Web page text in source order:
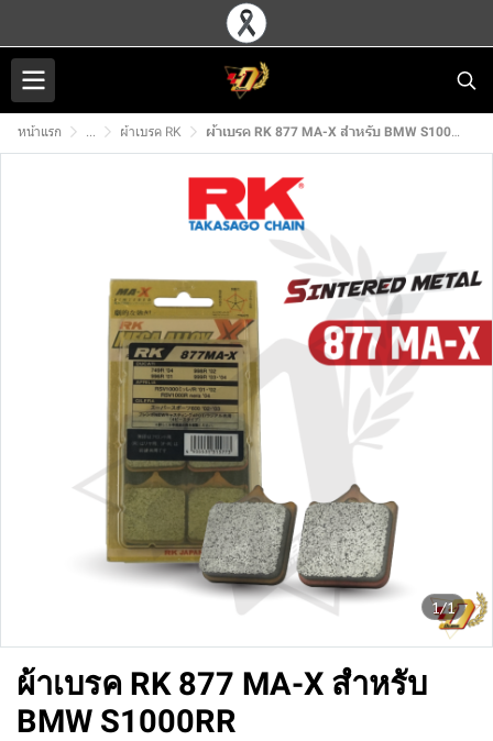
หน้าแรก ... ผ้าเบรค RK ผ้าเบรค RK 877 MA-X สำหรับ BMW S1000RR
1/1
ผ้าเบรค RK 877 MA-X สำหรับ
BMW S1000RR